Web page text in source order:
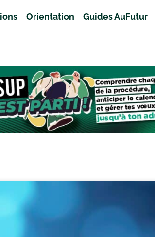
Orientation Guides AuFutur